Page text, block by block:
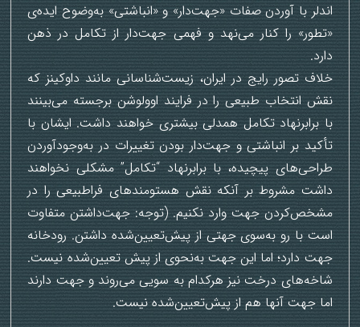
اندلر با آوردن صفات «جهت‌دار» و «انباشتی» به‌وضوح ایده‌ی
«تطور» را کنار می‌نهد و فهمی جهت‌دار از تکامل در ذهن
دارد.
خلاف تصور رایج در ایران، زیست‌شناسانی مانند داوکینز که
نقش انتخاب طبیعی را در فرایند اوولوشن برجسته می‌بینند
با برابرنهاد تکامل همدلی بیشتری خواهند داشت. ایشان با
تأکید بر انباشتی و جهت‌دار بودن تغییرات در به‌وجودآوردن
طراحی‌های پیچیده، با برابرنهاد “تکامل” مشکلی نخواهند
داشت مشروط بر آنکه نقش هستومندهای فراطبیعی را در
مشخص‌کردن جهت وارد نکنیم. (توجه: جهت‌داشتن متفاوت
است با رو به‌سوی جهتی از پیش‌تعیین‌شده داشتن. رودخانه
جهت دارد؛ اما این جهت به‌نحوی از پیش تعیین‌شده نیست.
شاخه‌های درخت نیز هرکدام به سویی می‌روند و جهت دارند
اما جهت‌ آنها هم از پیش‌تعیین‌شده نیست.